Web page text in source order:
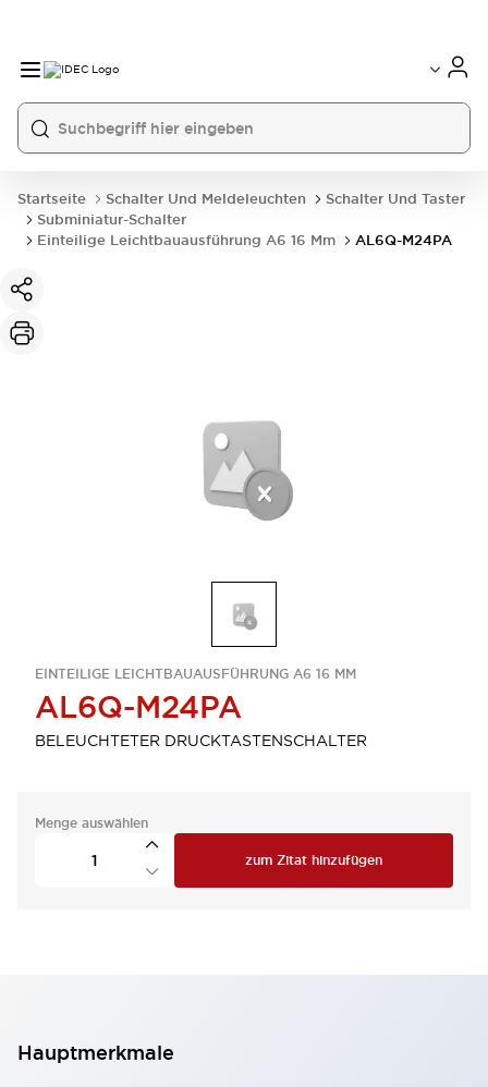
Startseite Schalter Und Meldeleuchten
Schalter Und Taster
Subminiatur-Schalter
Einteilige Leichtbauausführung A6 16 Mm
AL6Q-M24PA
EINTEILIGE LEICHTBAUAUSFÜHRUNG A6 16 MM
AL6Q-M24PA
BELEUCHTETER DRUCKTASTENSCHALTER
Menge auswählen
zum Zitat hinzufügen
Hauptmerkmale